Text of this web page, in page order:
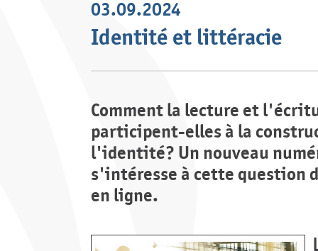
03.09.2024
Identité et littéracie
Comment la lecture et
participent-elles à la
l'identité? Un nouveau
s'intéresse à cette question
en ligne.